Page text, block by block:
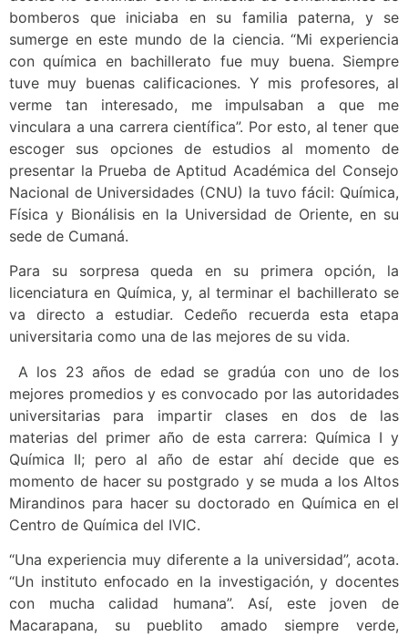
bomberos que iniciaba en su familia paterna, y se
sumerge en este mundo de la ciencia. “Mi experiencia
con química en bachillerato fue muy buena. Siempre
tuve muy buenas calificaciones. Y mis profesores, al
verme tan interesado, me impulsaban a que me
vinculara a una carrera científica”. Por esto, al tener que
escoger sus opciones de estudios al momento de
presentar la Prueba de Aptitud Académica del Consejo
Nacional de Universidades (CNU) la tuvo fácil: Química,
Física y Bionálisis en la Universidad de Oriente, en su
sede de Cumaná.
Para su sorpresa queda en su primera opción, la
licenciatura en Química, y, al terminar el bachillerato se
va directo a estudiar. Cedeño recuerda esta etapa
universitaria como una de las mejores de su vida.
A los 23 años de edad se gradúa con uno de los
mejores promedios y es convocado por las autoridades
universitarias para impartir clases en dos de las
materias del primer año de esta carrera: Química I y
Química II; pero al año de estar ahí decide que es
momento de hacer su postgrado y se muda a los Altos
Mirandinos para hacer su doctorado en Química en el
Centro de Química del IVIC.
“Una experiencia muy diferente a la universidad”, acota.
“Un instituto enfocado en la investigación, y docentes
con mucha calidad humana”. Así, este joven de
Macarapana, su pueblito amado siempre verde,